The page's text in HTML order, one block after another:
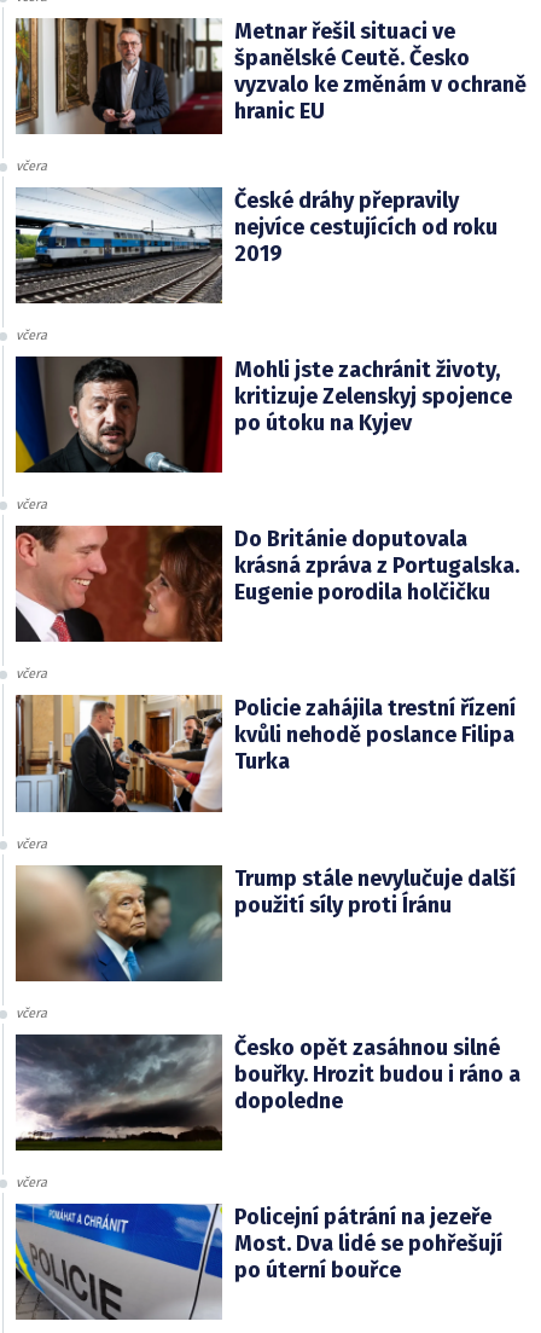
Metnar řešil situaci ve
španělské Ceutě. Česko
vyzvalo ke změnám v ochraně
hranic EU
včera
České dráhy přepravily
nejvíce cestujících od roku
2019
včera
Mohli jste zachránit životy,
kritizuje Zelenskyj spojence
po útoku na Kyjev
včera
Do Británie doputovala
krásná zpráva z Portugalska.
Eugenie porodila holčičku
včera
Policie zahájila trestní řízení
kvůli nehodě poslance Filipa
Turka
včera
Trump stále nevylučuje další
použití síly proti Íránu
včera
Česko opět zasáhnou silné
bouřky. Hrozit budou i ráno a
dopoledne
včera
Policejní pátrání na jezeře
Most. Dva lidé se pohřešují
po úterní bouřce